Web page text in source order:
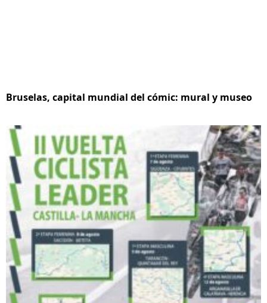
Bruselas, capital mundial del cómic: mural y museo